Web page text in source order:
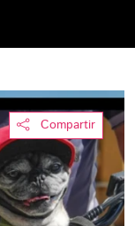
Compartir